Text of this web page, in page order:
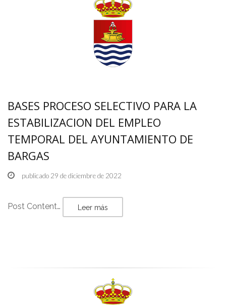
BASES PROCESO SELECTIVO PARA LA
ESTABILIZACION DEL EMPLEO
TEMPORAL DEL AYUNTAMIENTO DE
BARGAS
publicado 29 de diciembre de 2022
Post Content… Leer más